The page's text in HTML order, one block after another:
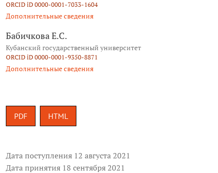
ORCID iD 0000-0001-7033-1604
Дополнительные сведения
Бабичкова Е.С.
Кубанский государственный университет
ORCID iD 0000-0001-9350-8871
Дополнительные сведения
PDF HTML
Дата поступления 12 августа 2021
Дата принятия 18 сентября 2021